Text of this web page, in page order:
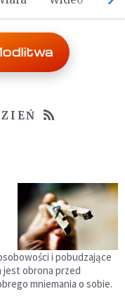
i pobudzające
jest obrona przed
mniemania o sobie.